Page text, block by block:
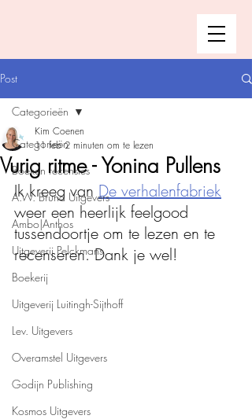
Post
Categorieën
Boeken recensies
A.W. Bruna Uitgevers
Ambo|Anthos
Uitgeverij Pelckmans
Boekerij
Uitgeverij Luitingh-Sijthoff
Lev. Uitgevers
Overamstel Uitgevers
Godijn Publishing
Kosmos Uitgevers
Categorieën
Vurig ritme - Yonina Pullens
Kim Coenen
11 feb 2 minuten om te lezen
Ik kreeg van De verhalenfabriek
weer een heerlijk feelgood
tussendoortje om te lezen en te
recenseren. Dank je wel!